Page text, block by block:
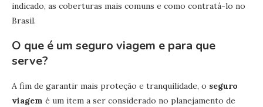
indicado, as coberturas mais comuns e como contratá-lo no
Brasil.
O que é um seguro viagem e para que
serve?
A fim de garantir mais proteção e tranquilidade, o seguro
viagem é um item a ser considerado no planejamento de